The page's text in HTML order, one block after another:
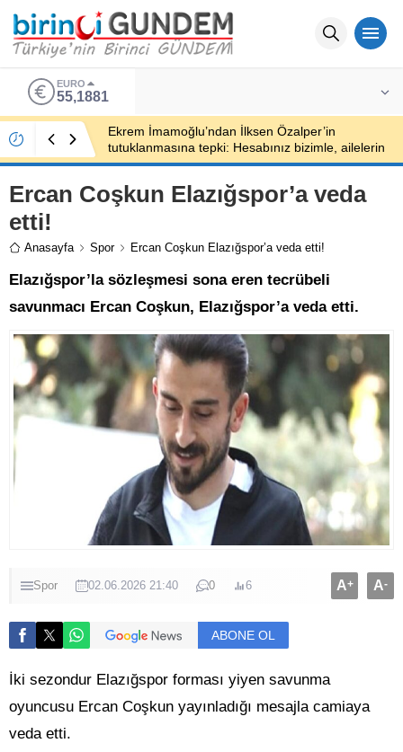
EURO
55,1881
Ekrem İmamoğlu’ndan İlksen Özalper’in
tutuklanmasına tepki: Hesabınız bizimle, ailelerin
peşini bırakın
Ercan Coşkun Elazığspor’a veda
etti!
Anasayfa Spor Ercan Coşkun Elazığspor’a veda etti!
Elazığspor’la sözleşmesi sona eren tecrübeli
savunmacı Ercan Coşkun, Elazığspor’a veda etti.
Spor 02.06.2026 21:40 0 6 A+ A-
ABONE OL
İki sezondur Elazığspor forması yiyen savunma
oyuncusu Ercan Coşkun yayınladığı mesajla camiaya
veda etti.